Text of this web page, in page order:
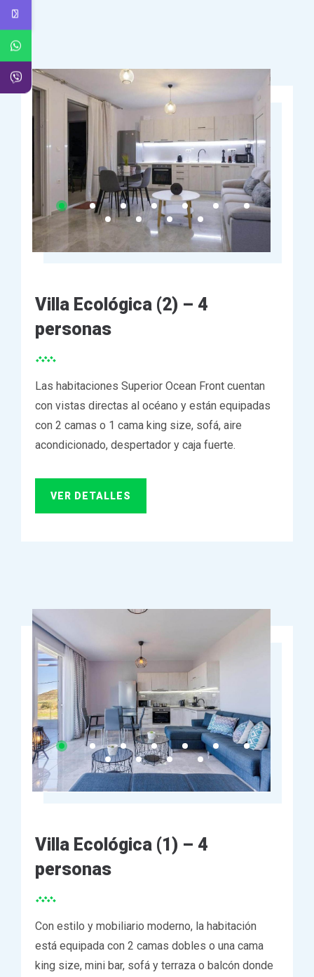
Villa Ecológica (2) – 4
personas
Las habitaciones Superior Ocean Front cuentan
con vistas directas al océano y están equipadas
con 2 camas o 1 cama king size, sofá, aire
acondicionado, despertador y caja fuerte.
VER DETALLES
Villa Ecológica (1) – 4
personas
Con estilo y mobiliario moderno, la habitación
está equipada con 2 camas dobles o una cama
king size, mini bar, sofá y terraza o balcón donde